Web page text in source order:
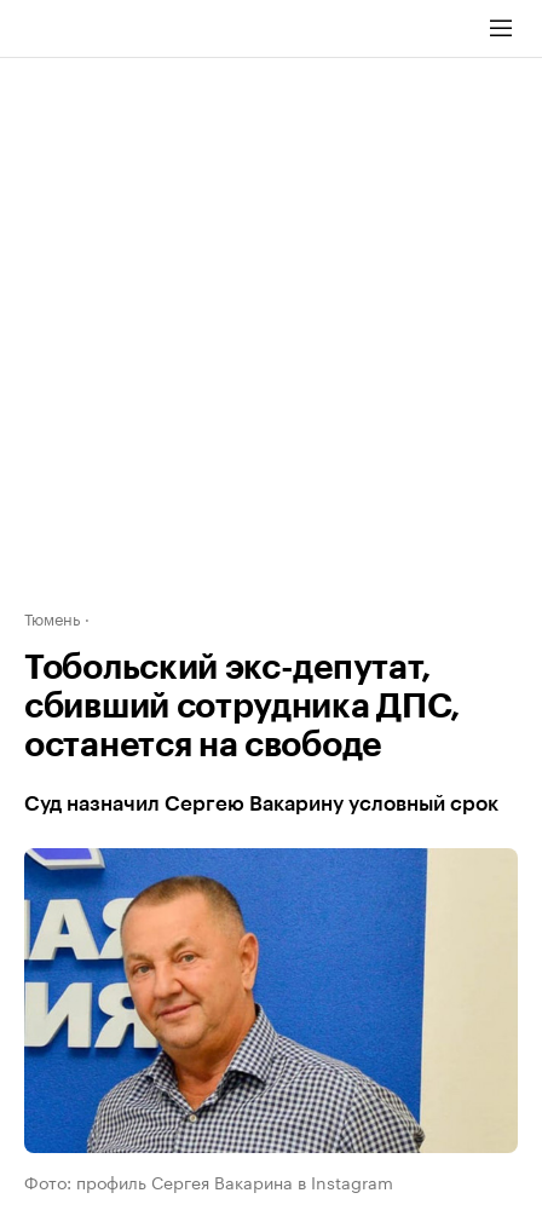
Тюмень
Тобольский экс-депутат,
сбивший сотрудника ДПС,
останется на свободе
Суд назначил Сергею Вакарину условный срок
Фото: профиль Сергея Вакарина в Instagram